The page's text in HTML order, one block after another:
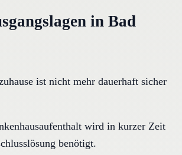
in Bad
ist nicht mehr dauerhaft sicher
wird in kurzer Zeit
benötigt.